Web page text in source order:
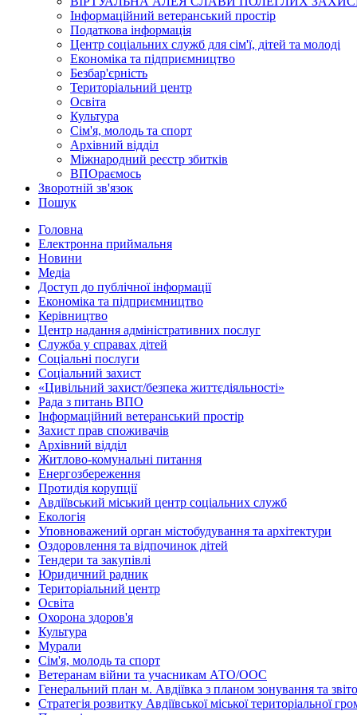
Інформаційний ветеранський простір
Податкова інформація
Центр соціальних служб для сім'ї, дітей та молоді
Економіка та підприємництво
Безбар'єрність
Територіальний центр
Освіта
Культура
Сім'я, молодь та спорт
Архівний відділ
Міжнародний реєстр збитків
ВПОраємось
Зворотній зв'язок
Пошук
Головна
Електронна приймальня
Новини
Медіа
Доступ до публічної інформації
Економіка та підприємництво
Керівництво
Центр надання адміністративних послуг
Служба у справах дітей
Соціальні послуги
Соціальний захист
«Цивільний захист/безпека життєдіяльності»
Рада з питань ВПО
Інформаційний ветеранський простір
Захист прав споживачів
Архівний відділ
Житлово-комунальні питання
Енергозбереження
Протидія корупції
Авдіївський міський центр соціальних служб
Екологія
Уповноважений орган містобудування та архітектури
Оздоровлення та відпочинок дітей
Тендери та закупівлі
Юридичний радник
Територіальний центр
Освіта
Охорона здоров'я
Культура
Мурали
Сім'я, молодь та спорт
Ветеранам війни та учасникам АТО/ООС
Генеральний план м. Авдіївка з планом зонування та
Стратегія розвитку Авдіївської міської територіальної